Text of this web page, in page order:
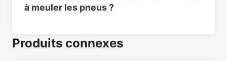
à meuler les pneus ?
Produits connexes